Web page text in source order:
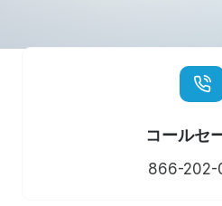
コールセ
866-202-